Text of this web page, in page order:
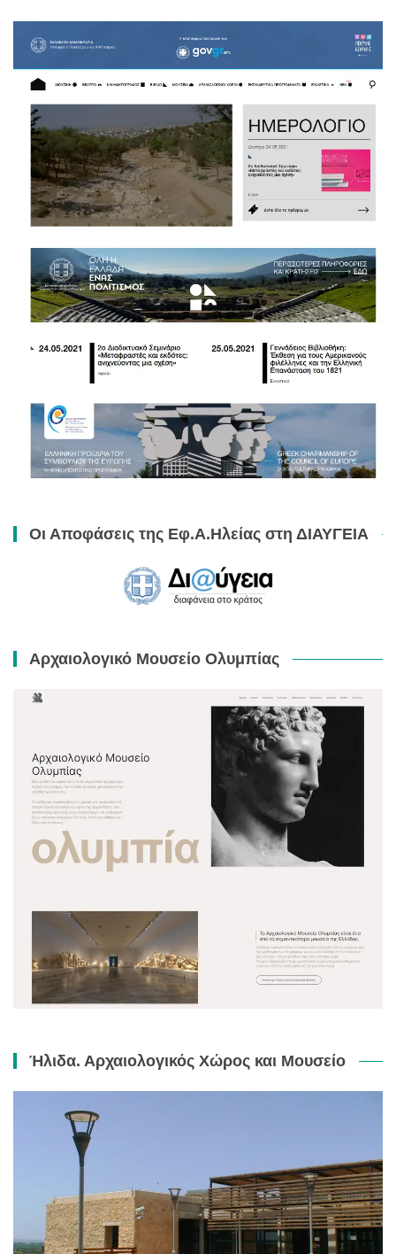
Οι Αποφάσεις της Εφ.Α.Ηλείας στη ΔΙΑΥΓΕΙΑ
Αρχαιολογικό Μουσείο Ολυμπίας
Ήλιδα. Αρχαιολογικός Χώρος και Μουσείο